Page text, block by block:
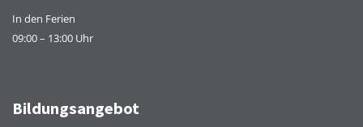
In den Ferien
09:00 – 13:00 Uhr
Bildungsangebot